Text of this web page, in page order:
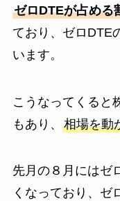
ゼロDTEが占める
ており、ゼロDTE
います。
こうなってくると
もあり、 相場を動
先月の８月にはゼ
くなっており、ゼ